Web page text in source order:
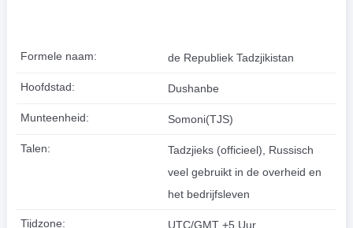
Formele naam: de Republiek Tadzjikistan
Hoofdstad: Dushanbe
Munteenheid: Somoni(TJS)
Talen:
Tadzjieks (officieel), Russisch
veel gebruikt in de overheid en
het bedrijfsleven
Tijdzone: UTC/GMT +5 Uur